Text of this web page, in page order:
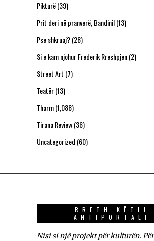
Pikturë(39)
Prit deri në pranverë, Bandini!(13)
Pse shkruaj?(28)
Si e kam njohur Frederik Rreshpjen(2)
Street Art (7)
Teatër(13)
Tharm(1,088)
Tirana Review(36)
Uncategorized (60)
RRETH KËTIJ
ANTIPORTALI
Nisi si një projekt për kulturën. Për